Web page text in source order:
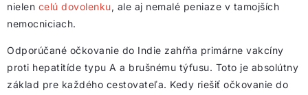
nielen celú dovolenku, ale aj nemalé peniaze v tamojších
nemocniciach.
Odporúčané očkovanie do Indie zahŕňa primárne vakcíny
proti hepatitíde typu A a brušnému týfusu. Toto je absolútny
základ pre každého cestovateľa. Kedy riešiť očkovanie do